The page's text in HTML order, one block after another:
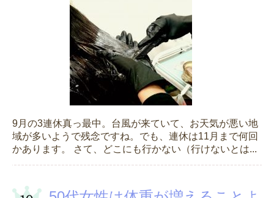
9月の3連休真っ最中。台風が来ていて、お天気が悪い地
域が多いようで残念ですね。でも、連休は11月まで何回
かあります。 さて、どこにも行かない（行けないとは...